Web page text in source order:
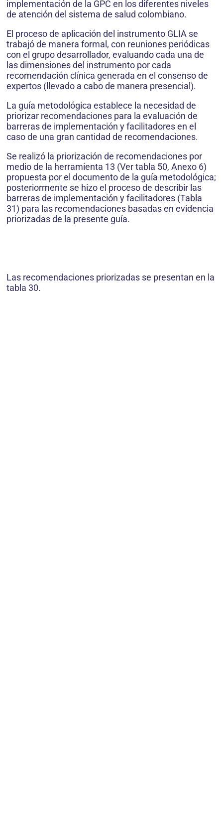
implementación de la GPC en los diferentes niveles
de atención del sistema de salud colombiano.
El proceso de aplicación del instrumento GLIA se
trabajó de manera formal, con reuniones periódicas
con el grupo desarrollador, evaluando cada una de
las dimensiones del instrumento por cada
recomendación clínica generada en el consenso de
expertos (llevado a cabo de manera presencial).
La guía metodológica establece la necesidad de
priorizar recomendaciones para la evaluación de
barreras de implementación y facilitadores en el
caso de una gran cantidad de recomendaciones.
Se realizó la priorización de recomendaciones por
medio de la herramienta 13 (Ver tabla 50, Anexo 6)
propuesta por el documento de la guía metodológica;
posteriormente se hizo el proceso de describir las
barreras de implementación y facilitadores (Tabla
31) para las recomendaciones basadas en evidencia
priorizadas de la presente guía.
Las recomendaciones priorizadas se presentan en la
tabla 30.